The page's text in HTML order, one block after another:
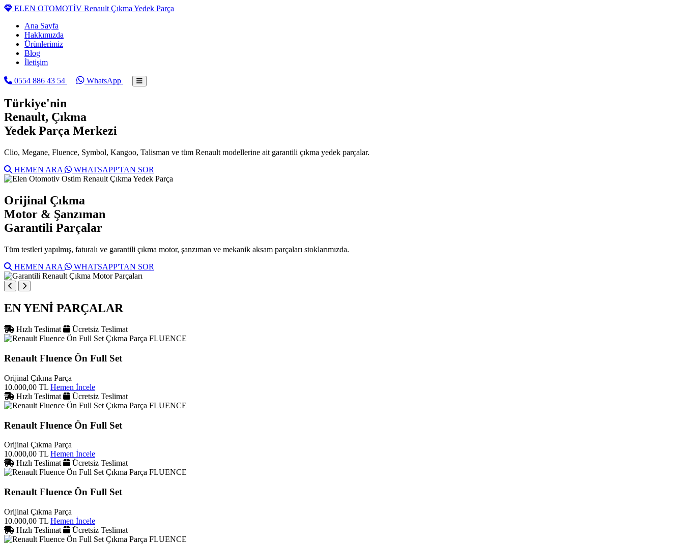
ELEN OTOMOTİV Renault Çıkma Yedek Parça
Ana Sayfa
Hakkımızda
Ürünlerimiz
Blog
İletişim
0554 886 43 54 WhatsApp
Türkiye'nin
Renault, Çıkma
Yedek Parça Merkezi
Clio, Megane, Fluence, Symbol, Kangoo, Talisman ve tüm Renault modellerine ait garantili çıkma yedek parçalar.
HEMEN ARA
WHATSAPP'TAN SOR
Orijinal Çıkma
Motor & Şanzıman
Garantili Parçalar
Tüm testleri yapılmış, faturalı ve garantili çıkma motor, şanzıman ve mekanik aksam parçaları stoklarımızda.
HEMEN ARA
WHATSAPP'TAN SOR
EN YENİ PARÇALAR
Hızlı Teslimat
Ücretsiz Teslimat
FLUENCE
Renault Fluence Ön Full Set
Orijinal Çıkma Parça
10.000,00 TL Hemen İncele
Hızlı Teslimat
Ücretsiz Teslimat
FLUENCE
Renault Fluence Ön Full Set
Orijinal Çıkma Parça
10.000,00 TL Hemen İncele
Hızlı Teslimat
Ücretsiz Teslimat
FLUENCE
Renault Fluence Ön Full Set
Orijinal Çıkma Parça
10.000,00 TL Hemen İncele
Hızlı Teslimat
Ücretsiz Teslimat
FLUENCE